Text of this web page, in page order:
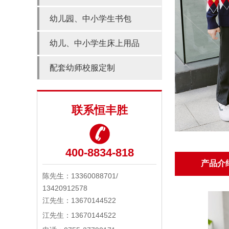
幼儿园、中小学生书包
幼儿、中小学生床上用品
配套幼师校服定制
联系恒丰胜
400-8834-818
陈先生：13360088701/
13420912578
江先生： 13670144522
江先生： 13670144522
产品介